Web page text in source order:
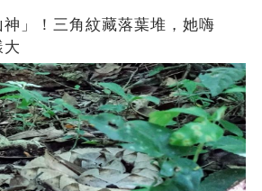
」！三角紋藏落葉堆，她嗨